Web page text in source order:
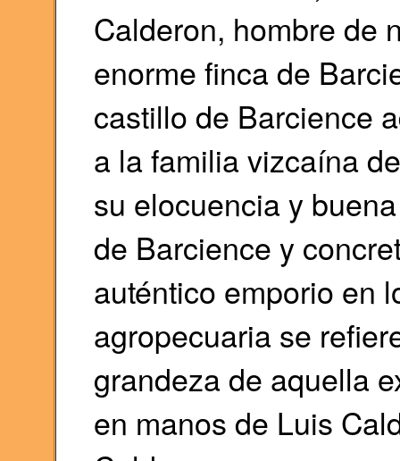
Calderon, hombre de
enorme finca de
castillo de Barcience
a la familia vizcaína
su elocuencia y
de Barcience y
auténtico emporio en
agropecuaria se
grandeza de aquella
en manos de Luis